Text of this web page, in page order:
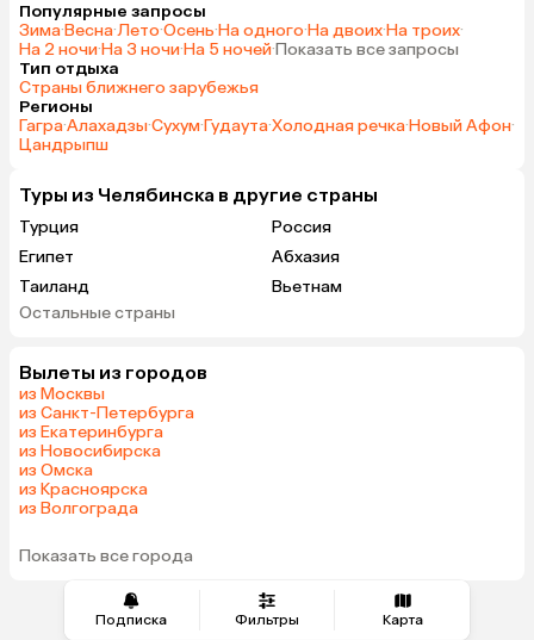
Подписка Фильтры Карта
Популярные запросы
Зима·Весна·Лето·Осень·На одного·На двоих·На троих·
На 2 ночи·На 3 ночи·На 5 ночей·Показать все запросы
Тип отдыха
Страны ближнего зарубежья
Регионы
Гагра·Алахадзы·Сухум·Гудаута·Холодная речка·Новый Афон·
Цандрыпш
Туры из Челябинска в другие страны
Турция
Россия
Египет
Абхазия
Таиланд
Вьетнам
ОАЭ
Саудовская Аравия
Остальные страны
Вылеты из городов
из Москвы
из Санкт-Петербурга
из Екатеринбурга
из Новосибирска
из Омска
из Красноярска
из Волгограда
Показать все города